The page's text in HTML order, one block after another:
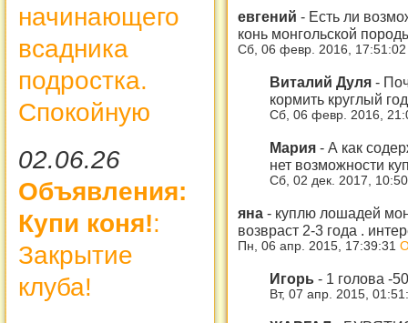
начинающего
всадника
подростка.
Спокойную
02.06.26
Объявления:
Купи коня!:
Закрытие
клуба!
евгений - Есть ли
конь монгольской
Сб, 06 февр. 2016,
Виталий Дуля -
кормить круглый
Сб, 06 февр. 2016,
Мария - А как
нет возможности
Сб, 02 дек. 2017,
яна - куплю лошадей
возвраст 2-3 года .
Пн, 06 апр. 2015, 17:39:31
Игорь - 1 голова -
Вт, 07 апр. 2015,